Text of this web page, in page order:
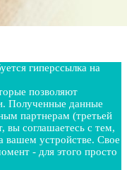
гиперссылка на
позволяют
Полученные данные
партнерам (третьей
вы соглашаетесь с тем,
устройстве. Свое
- для этого просто